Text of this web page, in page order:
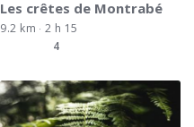
Les crêtes de Montrabé
9.2 km
2 h 15
4